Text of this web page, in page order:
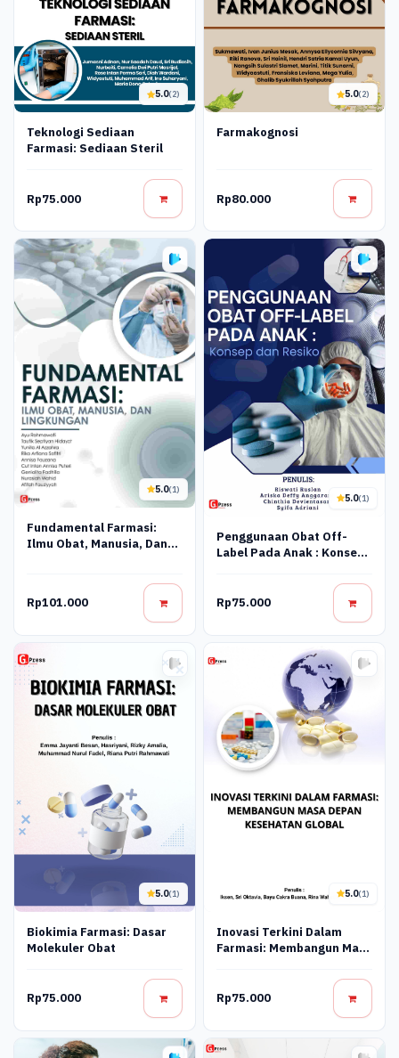
5.0(2)
Teknologi Sediaan
Farmasi: Sediaan Steril
Rp75.000
5.0(2)
Farmakognosi
Rp80.000
5.0(1)
Fundamental Farmasi:
Ilmu Obat, Manusia, Dan
Rp101.000
5.0(1)
Penggunaan Obat Off-
Label Pada Anak : Konsep
Rp75.000
5.0(1)
Biokimia Farmasi: Dasar
Molekuler Obat
Rp75.000
5.0(1)
Inovasi Terkini Dalam
Farmasi: Membangun Masa
Rp75.000